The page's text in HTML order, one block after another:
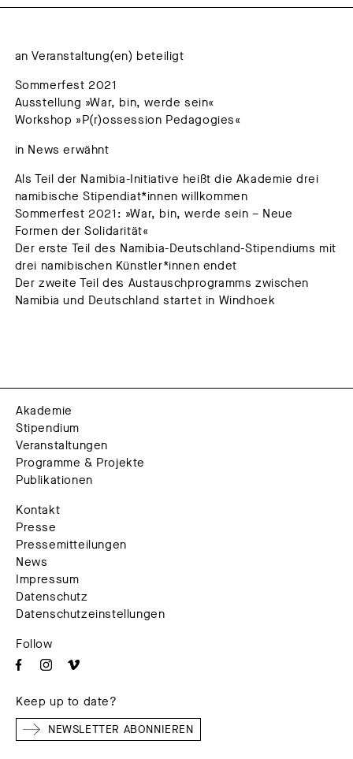
an Veranstaltung(en) beteiligt
Sommerfest 2021
Ausstellung »War, bin, werde sein«
Workshop »P(r)ossession Pedagogies«
in News erwähnt
Als Teil der Namibia-Initiative heißt die Akademie drei
namibische Stipendiat*innen willkommen
Sommerfest 2021: »War, bin, werde sein – Neue
Formen der Solidarität«
Der erste Teil des Namibia-Deutschland-Stipendiums mit
drei namibischen Künstler*innen endet
Der zweite Teil des Austauschprogramms zwischen
Namibia und Deutschland startet in Windhoek
Akademie
Stipendium
Veranstaltungen
Programme & Projekte
Publikationen
Kontakt
Presse
Pressemitteilungen
News
Impressum
Datenschutz
Datenschutzeinstellungen
Follow
Keep up to date?
NEWSLETTER ABONNIEREN